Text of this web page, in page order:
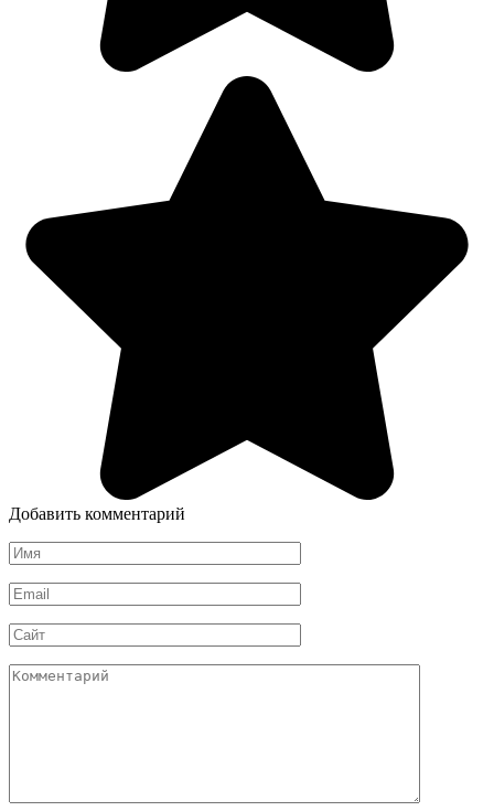
Добавить комментарий
Имя
*
Email
*
Сайт
Комментарий